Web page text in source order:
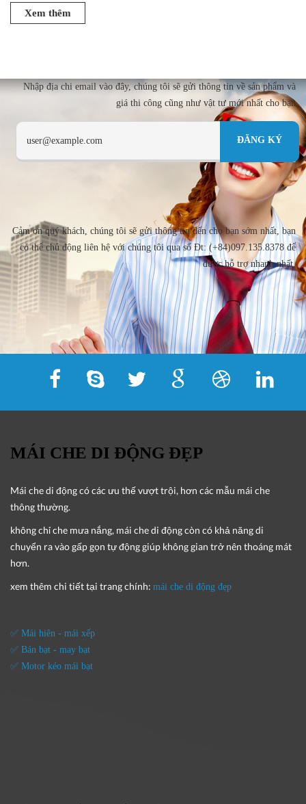
Xem thêm
Nhập địa chi email vào đây, chúng tôi sẽ gửi thông tin về sản phẩm và
giá thi công cũng như vật tư mới nhất cho bạn
Cảm ơn quý khách, chúng tôi sẽ gửi thông tin đến cho bạn sớm nhất, bạn
có thể chủ động liên hệ với chúng tôi qua số Đt: (+84)097.135.8378 để
được hỗ trợ nhanh nhất.
MÁI CHE DI ĐỘNG ĐẸP
Mái che di độngcó các ưu thế vượt trội, hơn các mẫu mái che
thông thường.
không chỉ che mưa nắng, mái che di động còn có khả năng di
chuyển ra vào gấp gọn tự động giúp không gian trở nên thoáng mát
hơn.
xem thêm chi tiết tại trang chính: mái che di động đẹp
✅ Mái hiên - mái xếp
✅ Bán bạt - may bạt
✅ Motor kéo mái bạt